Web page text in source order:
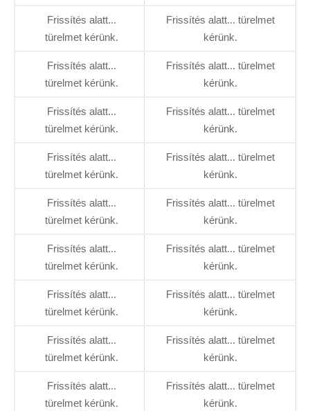
Frissítés alatt...
türelmet kérünk.
Frissítés alatt... türelmet
kérünk.
Frissítés alatt...
türelmet kérünk.
Frissítés alatt... türelmet
kérünk.
Frissítés alatt...
türelmet kérünk.
Frissítés alatt... türelmet
kérünk.
Frissítés alatt...
türelmet kérünk.
Frissítés alatt... türelmet
kérünk.
Frissítés alatt...
türelmet kérünk.
Frissítés alatt... türelmet
kérünk.
Frissítés alatt...
türelmet kérünk.
Frissítés alatt... türelmet
kérünk.
Frissítés alatt...
türelmet kérünk.
Frissítés alatt... türelmet
kérünk.
Frissítés alatt...
türelmet kérünk.
Frissítés alatt... türelmet
kérünk.
Frissítés alatt...
türelmet kérünk.
Frissítés alatt... türelmet
kérünk.